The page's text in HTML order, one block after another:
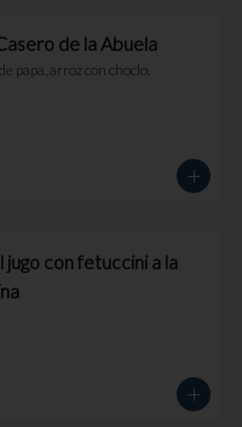
de la Abuela
papa, arroz con choclo.
jugo con fetuccini a la